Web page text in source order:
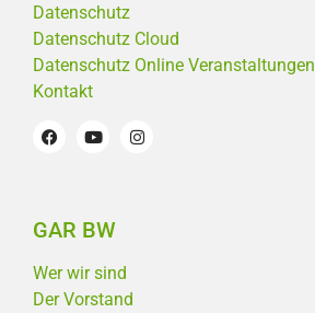
Datenschutz
Datenschutz Cloud
Datenschutz Online Veranstaltungen
Kontakt
GAR BW
Wer wir sind
Der Vorstand